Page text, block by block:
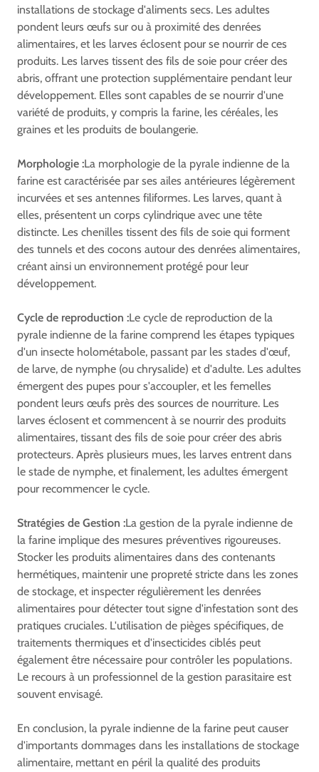
installations de stockage d'aliments secs. Les adultes
pondent leurs œufs sur ou à proximité des denrées
alimentaires, et les larves éclosent pour se nourrir de ces
produits. Les larves tissent des fils de soie pour créer des
abris, offrant une protection supplémentaire pendant leur
développement. Elles sont capables de se nourrir d'une
variété de produits, y compris la farine, les céréales, les
graines et les produits de boulangerie.
Morphologie :La morphologie de la pyrale indienne de la
farine est caractérisée par ses ailes antérieures légèrement
incurvées et ses antennes filiformes. Les larves, quant à
elles, présentent un corps cylindrique avec une tête
distincte. Les chenilles tissent des fils de soie qui forment
des tunnels et des cocons autour des denrées alimentaires,
créant ainsi un environnement protégé pour leur
développement.
Cycle de reproduction :Le cycle de reproduction de la
pyrale indienne de la farine comprend les étapes typiques
d'un insecte holométabole, passant par les stades d'œuf,
de larve, de nymphe (ou chrysalide) et d'adulte. Les adultes
émergent des pupes pour s'accoupler, et les femelles
pondent leurs œufs près des sources de nourriture. Les
larves éclosent et commencent à se nourrir des produits
alimentaires, tissant des fils de soie pour créer des abris
protecteurs. Après plusieurs mues, les larves entrent dans
le stade de nymphe, et finalement, les adultes émergent
pour recommencer le cycle.
Stratégies de Gestion :La gestion de la pyrale indienne de
la farine implique des mesures préventives rigoureuses.
Stocker les produits alimentaires dans des contenants
hermétiques, maintenir une propreté stricte dans les zones
de stockage, et inspecter régulièrement les denrées
alimentaires pour détecter tout signe d'infestation sont des
pratiques cruciales. L'utilisation de pièges spécifiques, de
traitements thermiques et d'insecticides ciblés peut
également être nécessaire pour contrôler les populations.
Le recours à un professionnel de la gestion parasitaire est
souvent envisagé.
En conclusion, la pyrale indienne de la farine peut causer
d'importants dommages dans les installations de stockage
alimentaire, mettant en péril la qualité des produits